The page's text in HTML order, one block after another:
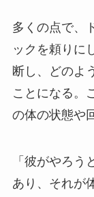
多くの点で、
ックを頼りに
断し、どのよ
ことになる。
の体の状態や
「彼がやろ
あり、それが